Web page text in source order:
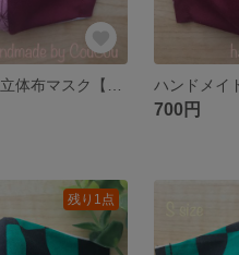
700円
残り1点